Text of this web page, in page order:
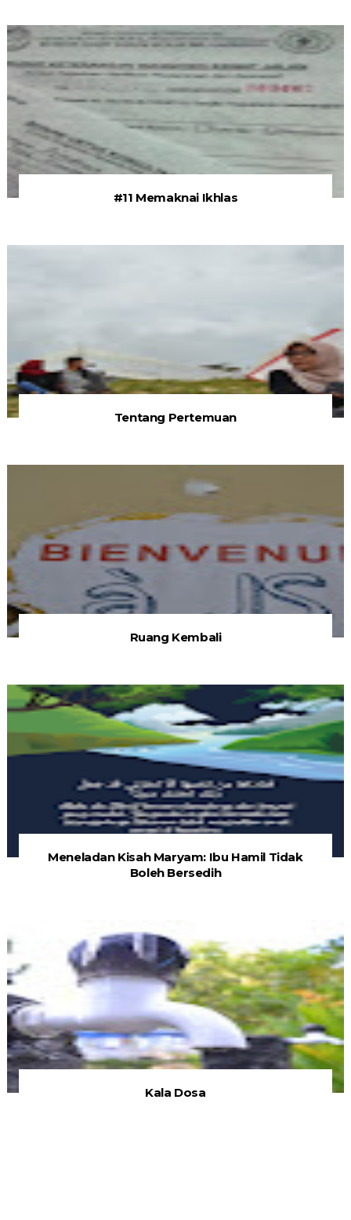
#11 Memaknai Ikhlas
Tentang Pertemuan
Ruang Kembali
Meneladan Kisah Maryam: Ibu Hamil Tidak
Boleh Bersedih
Kala Dosa